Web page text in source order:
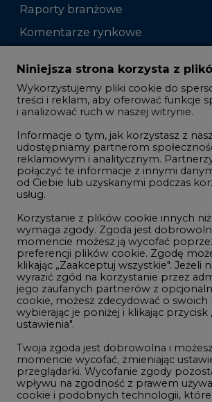
Raporty branżowe
Komentarze rynkowe
Zmiany kadrowe na rynku
Studio CIRE
Rozmowy o energetyce
Gospodarka
Geopolityka
LTE450
Innowacje i AI
Telekomunikacja i IT
Handel emisjami CO2
Wodór
Górnictwo
Atom
Fotowoltaika
Niniejsza strona korzysta z
Wykorzystujemy pliki cookie do
treści i reklam, aby oferować funkcje
i analizować ruch w naszej witrynie.
Informacje o tym, jak korzystasz z
udostępniamy partnerom
reklamowym i analitycznym.
połączyć te informacje z innymi
od Ciebie lub uzyskanymi podczas
usług.
Korzystanie z plików cookie innych
wymaga zgody. Zgoda jest
momencie możesz ją wycofać
preferencji plików cookie. Zgodę
klikając „Zaakceptuj wszystkie". Jeżeli
wyrazić zgód na korzystanie przez
jego zaufanych partnerów z
cookie, możesz zdecydować o
wybierając je poniżej i klikając przycisk
ustawienia".
Twoja zgoda jest dobrowolna i
momencie wycofać, zmieniając
przeglądarki. Wycofanie zgody
wpływu na zgodność z prawem
cookie i podobnych technologii,